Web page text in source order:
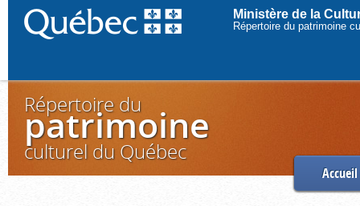
Ministère de la
Répertoire du patrimoine
Répertoire du
patrimoine
culturel du Québec
Accueil